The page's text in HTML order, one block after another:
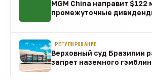
MGM China направит $122
промежуточные
РЕГУЛИРОВАНИЕ
Верховный суд Бразилии
запрет наземного